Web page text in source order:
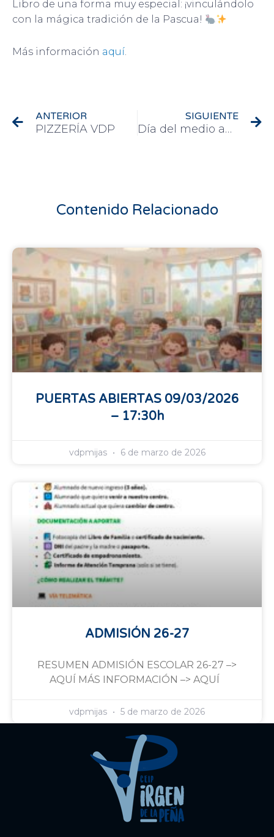
Libro de una forma muy especial: ¡vinculándolo
con la mágica tradición de la Pascua!
Más información aquí.
ANTERIOR
PIZZERÍA VDP
SIGUIENTE
Día del medio ambiente
Contenido Relacionado
PUERTAS ABIERTAS 09/03/2026
– 17:30h
vdpmijas 6 de marzo de 2026
ADMISIÓN 26-27
RESUMEN ADMISIÓN ESCOLAR 26-27 –>
AQUÍ MÁS INFORMACIÓN –> AQUÍ
vdpmijas 5 de marzo de 2026